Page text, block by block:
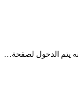
يتم الدخول لصفحة…